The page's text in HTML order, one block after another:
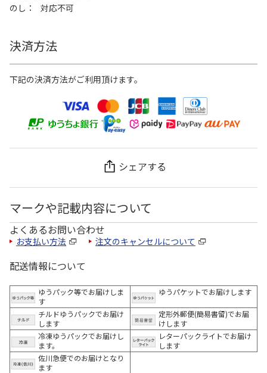
のし
対応不可
決済方法
下記の決済方法がご利用頂けます。
シェアする
マークや記載内容について
よくあるお問い合わせ
お支払い方法 注文のキャンセルについて
配送情報について
ゆうパック等でお届けしま
す
ゆうパケットでお届けします
チルドゆうパックでお届け
します
定形外郵便(簡易書留)でお届
けします
冷凍ゆうパックでお届けし
ます。
レターパックライトでお届け
します
佐川急便でのお届けとなり
ます